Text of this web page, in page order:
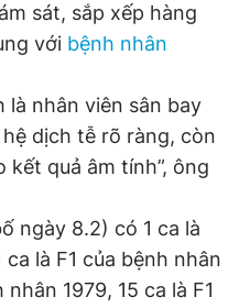
sát, sắp xếp hàng
với bệnh nhân
là nhân viên sân bay
dịch tễ rõ ràng, còn
kết quả âm tính”, ông
ngày 8.2) có 1 ca là
là F1 của bệnh nhân
1979, 15 ca là F1